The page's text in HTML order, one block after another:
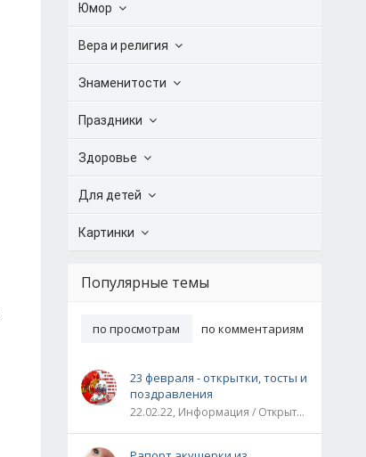
Юмор
Вера и религия
Знаменитости
Праздники
Здоровье
Для детей
Картинки
Популярные темы
по просмотрам по комментариям
23 февраля - открытки, тосты и
поздравления
22.02.22, Информация / Открытки / Все праздники